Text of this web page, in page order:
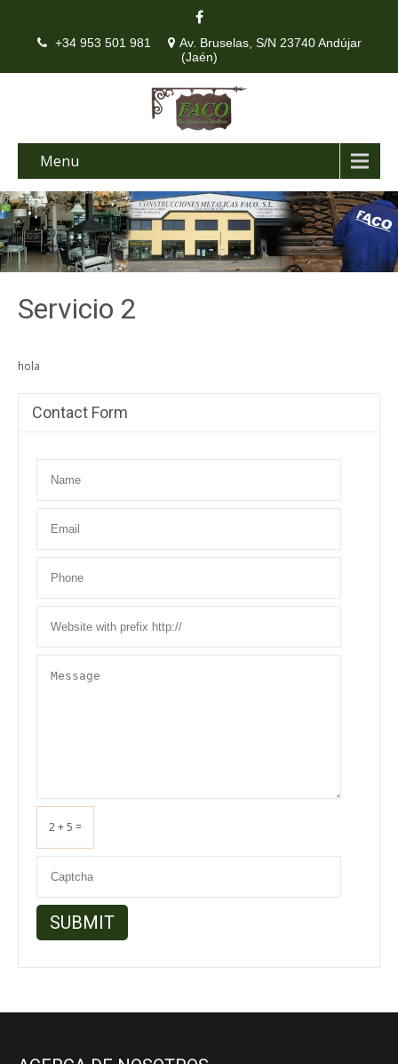
+34 953 501 981
Av. Bruselas, S/N 23740 Andújar
(Jaén)
Menu
Servicio 2
hola
Contact Form
2 + 5 =